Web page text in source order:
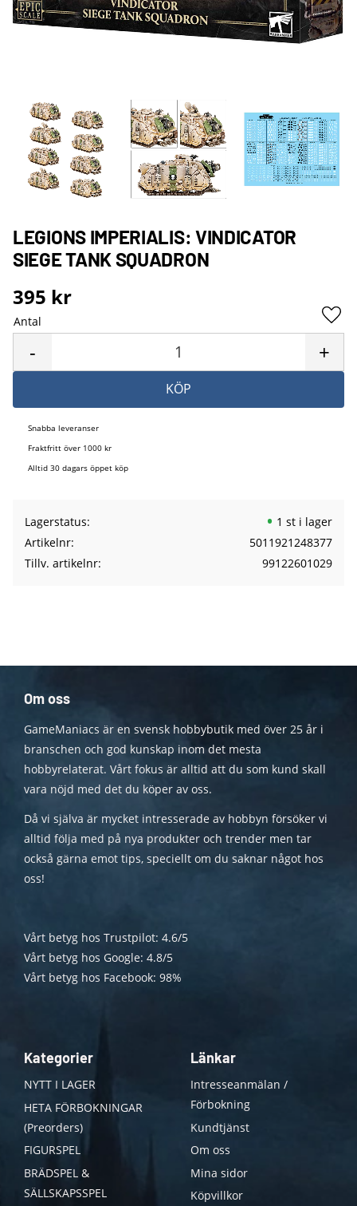
LEGIONS IMPERIALIS: VINDICATOR
SIEGE TANK SQUADRON
395 kr
Antal
+
-
KÖP
Snabba leveranser
Fraktfritt över 1000 kr
Alltid 30 dagars öppet köp
Lagerstatus
1 st i lager
Artikelnr
5011921248377
Tillv. artikelnr
99122601029
Om oss
GameManiacs är en svensk hobbybutik med över 25 år i
branschen och god kunskap inom det mesta
hobbyrelaterat. Vårt fokus är alltid att du som kund skall
vara nöjd med det du köper av oss.
Då vi själva är mycket intresserade av hobbyn försöker vi
alltid följa med på nya produkter och trender men tar
också gärna emot tips, speciellt om du saknar något hos
oss!
Vårt betyg hos Trustpilot: 4.6/5
Vårt betyg hos Google: 4.8/5
Vårt betyg hos Facebook: 98%
Kategorier
NYTT I LAGER
HETA FÖRBOKNINGAR
(Preorders)
FIGURSPEL
BRÄDSPEL &
SÄLLSKAPSSPEL
Länkar
Intresseanmälan /
Förbokning
Kundtjänst
Om oss
Mina sidor
Köpvillkor